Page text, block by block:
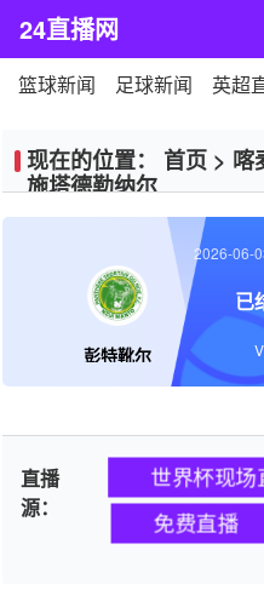
24直播网
篮球新闻 足球新闻 英超
现在的位置： 首页 > 喀
施塔德勒纳尔
彭特靴尔
2026-06-
已
直播
源：
世界杯现场
免费直播